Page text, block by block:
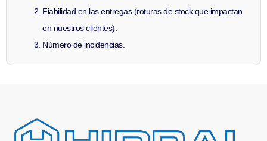
Fiabilidad en las entregas (roturas de stock que impactan
en nuestros clientes).
Número de incidencias.